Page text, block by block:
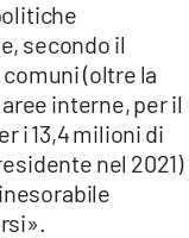
secondo il
(oltre la
interne, per il
i 13,4 milioni di
nel 2021)